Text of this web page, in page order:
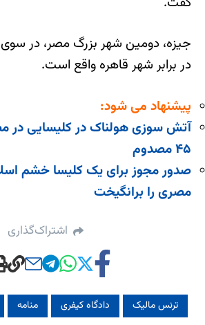
جیزه، دومین شهر بزرگ مصر، در سوی
در برابر شهر قاهره واقع است.
پیشنهاد می شود:
۴۵ مصدوم
صدور مجوز برای یک کلیسا خشم
مصری را برانگیخت
اشتراک‌گذاری
ترنس مالیک دادگاه کیفری منامه